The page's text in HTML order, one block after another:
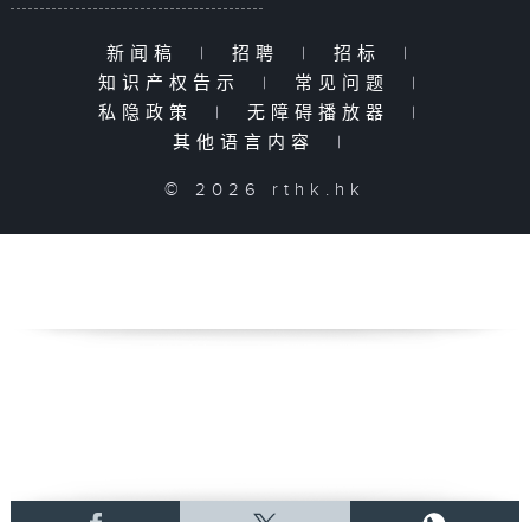
新闻稿 | 招聘 | 招标
|
知识产权告示
| 常见问题
|
私隐政策
| 无障碍播放器
|
其他语言内容
|
© 2026 rthk.hk